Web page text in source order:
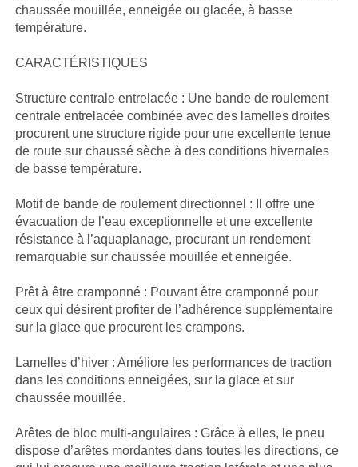
chaussée mouillée, enneigée ou glacée, à basse
température.
CARACTÉRISTIQUES
Structure centrale entrelacée : Une bande de roulement
centrale entrelacée combinée avec des lamelles droites
procurent une structure rigide pour une excellente tenue
de route sur chaussé sèche à des conditions hivernales
de basse température.
Motif de bande de roulement directionnel : Il offre une
évacuation de l’eau exceptionnelle et une excellente
résistance à l’aquaplanage, procurant un rendement
remarquable sur chaussée mouillée et enneigée.
Prêt à être cramponné : Pouvant être cramponné pour
ceux qui désirent profiter de l’adhérence supplémentaire
sur la glace que procurent les crampons.
Lamelles d’hiver : Améliore les performances de traction
dans les conditions enneigées, sur la glace et sur
chaussée mouillée.
Arêtes de bloc multi-angulaires : Grâce à elles, le pneu
dispose d’arêtes mordantes dans toutes les directions, ce